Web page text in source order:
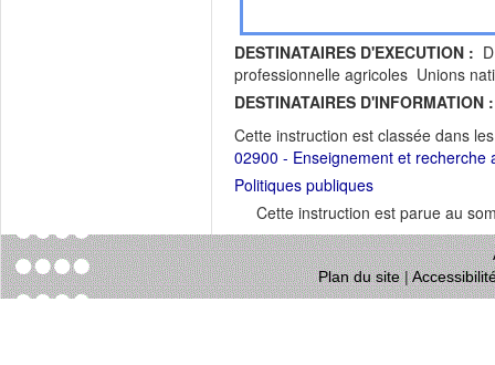
DESTINATAIRES D'EXECUTION :
professionnelle agricoles Unions
DESTINATAIRES D'INFORMATION :
Cette instruction est classée dans
02900 - Enseignement et recherche
Politiques publiques
Cette instruction est parue au
Plan du site|